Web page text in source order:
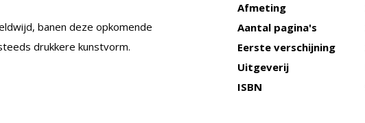
banen deze opkomende
drukkere kunstvorm.
Afmeting
Aantal pagina's
Eerste verschijning
Uitgeverij
ISBN